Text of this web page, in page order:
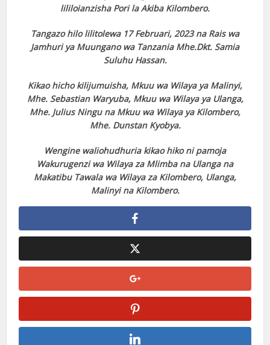
lililoianzisha Pori la Akiba Kilombero.
Tangazo hilo lilitolewa 17 Februari, 2023 na Rais wa
Jamhuri ya Muungano wa Tanzania Mhe.Dkt. Samia
Suluhu Hassan.
Kikao hicho kilijumuisha, Mkuu wa Wilaya ya Malinyi,
Mhe. Sebastian Waryuba, Mkuu wa Wilaya ya Ulanga,
Mhe. Julius Ningu na Mkuu wa Wilaya ya Kilombero,
Mhe. Dunstan Kyobya.
Wengine waliohudhuria kikao hiko ni pamoja
Wakurugenzi wa Wilaya za Mlimba na Ulanga na
Makatibu Tawala wa Wilaya za Kilombero, Ulanga,
Malinyi na Kilombero.